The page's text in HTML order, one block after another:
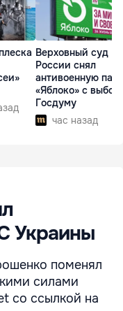
Верховный суд
России снял
антивоенную
«Яблоко» с
Госдуму
час назад
Украины
поменял
силами
со ссылкой на